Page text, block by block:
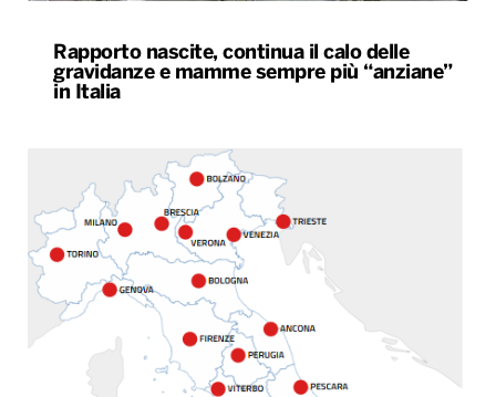
Rapporto nascite, continua il calo delle
gravidanze e mamme sempre più “anziane”
in Italia